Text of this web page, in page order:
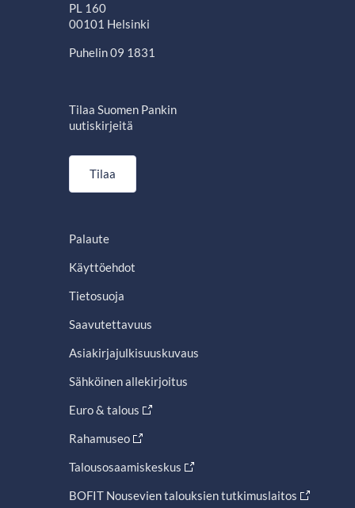
PL 160
00101 Helsinki
Puhelin 09 1831
Tilaa Suomen Pankin
uutiskirjeitä
Tilaa
Palaute
Käyttöehdot
Tietosuoja
Saavutettavuus
Asiakirjajulkisuuskuvaus
Sähköinen allekirjoitus
Euro & talous
Rahamuseo
Talousosaamiskeskus
BOFIT Nousevien talouksien tutkimuslaitos